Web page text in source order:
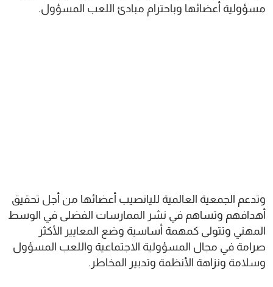
مسؤولية أعضائها وباحترام مبادئ اللعب المسؤول.
وتدعم الجمعية العالمية لليانصيب أعضائها من أجل تحقيق
أهدافهم وتساهم في نشر الممارسات الفضلى في الوسط
المهني وتتولى كمهمة أساسية وضع المعايير الأكثر
صرامة في مجال المسؤولية الاجتماعية واللعب المسؤول
وسلامة ونزاهة الأنظمة وتدبير المخاطر.